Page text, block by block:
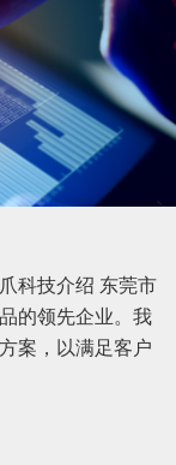
科技介绍 东莞市
的领先企业。我
案，以满足客户